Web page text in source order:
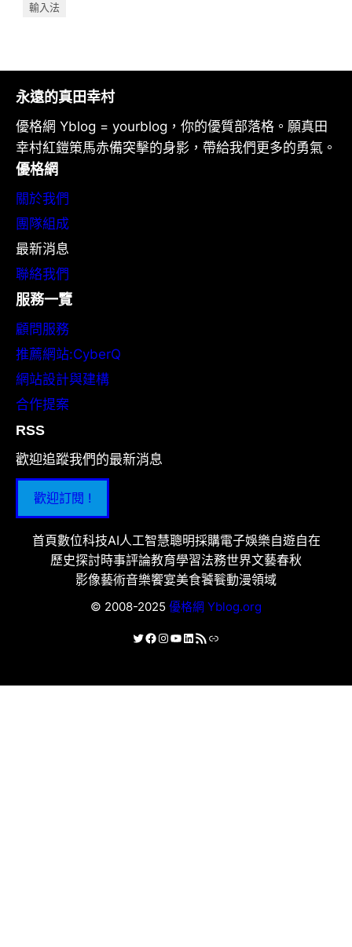
輸入法
永遠的真田幸村
優格網 Yblog = yourblog，你的優質部落格。願真田
幸村紅鎧策馬赤備突擊的身影，帶給我們更多的勇氣。
優格網
關於我們
團隊組成
最新消息
聯絡我們
服務一覽
顧問服務
推薦網站:CyberQ
網站設計與建構
合作提案
RSS
歡迎追蹤我們的最新消息
歡迎訂閱 !
首頁數位科技AI人工智慧聰明採購電子娛樂自遊自在
歷史探討時事評論教育學習法務世界文藝春秋
影像藝術音樂饗宴美食饕餮動漫領域
© 2008-2025 優格網 Yblog.org
X Facebook
Instagram
YouTube
LinkedIn
RSS 資訊提供連結